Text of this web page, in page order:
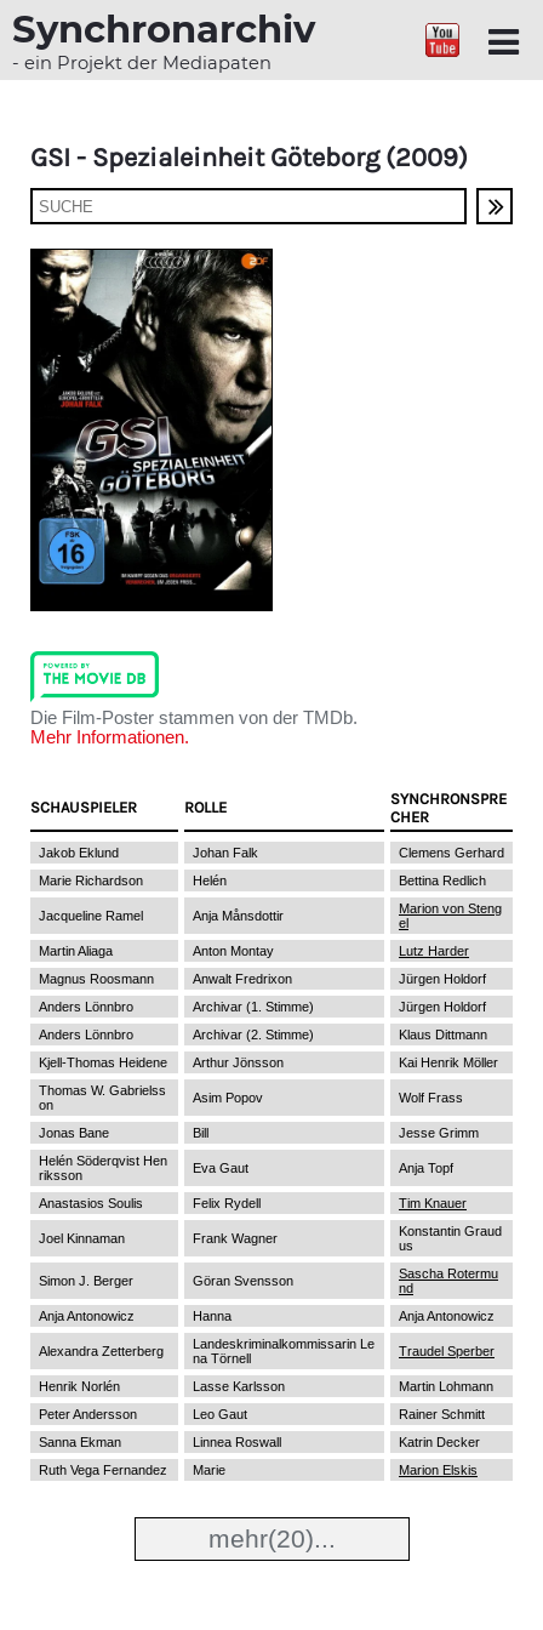
Synchronarchiv
- ein Projekt der Mediapaten
GSI - Spezialeinheit Göteborg (2009)
Die Film-Poster stammen von der TMDb.
Mehr Informationen.
SCHAUSPIELER ROLLE
SYNCHRONSPRE
CHER
Jakob Eklund Johan Falk
Clemens Gerhard
Marie Richardson
Helén Bettina Redlich
Jacqueline Ramel Anja Månsdottir
Marion von Steng
el
Martin Aliaga
Anton Montay
Lutz Harder
Magnus Roosmann
Anwalt Fredrixon
Jürgen Holdorf
Anders Lönnbro
Archivar (1. Stimme)
Jürgen Holdorf
Anders Lönnbro
Archivar (2. Stimme)
Klaus Dittmann
Kjell-Thomas Heidene
Arthur Jönsson
Kai Henrik Möller
Thomas W. Gabrielss
on
Asim Popov Wolf Frass
Jonas Bane Bill
Jesse Grimm
Helén Söderqvist Hen
riksson
Eva Gaut Anja Topf
Anastasios Soulis Felix Rydell Tim Knauer
Joel Kinnaman Frank Wagner
Konstantin Graud
us
Simon J. Berger Göran Svensson
Sascha Rotermu
nd
Anja Antonowicz
Hanna Anja Antonowicz
Alexandra Zetterberg
Landeskriminalkommissarin Le
na Törnell
Traudel Sperber
Henrik Norlén Lasse Karlsson
Martin Lohmann
Peter Andersson
Leo Gaut
Rainer Schmitt
Sanna Ekman
Linnea Roswall
Katrin Decker
Ruth Vega Fernandez
Marie Marion Elskis
mehr(20)...